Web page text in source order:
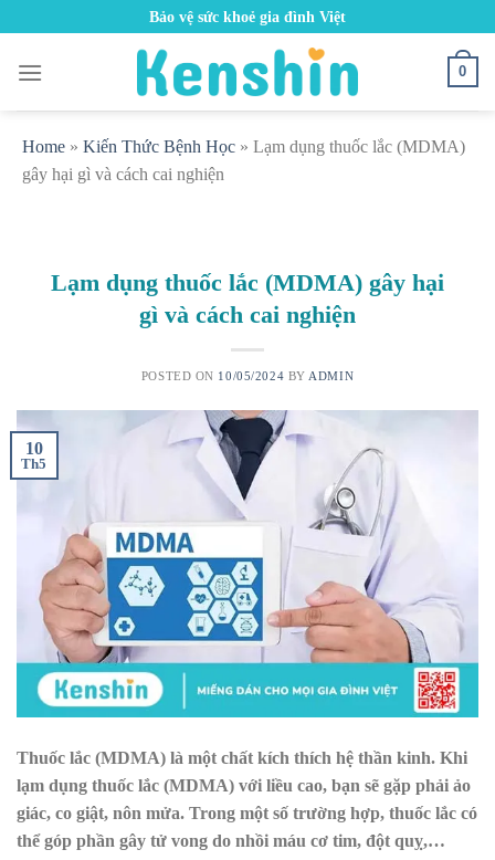
content
Bảo vệ sức khoẻ gia đình Việt
0
Home » Kiến Thức Bệnh Học » Lạm dụng thuốc lắc (MDMA)
gây hại gì và cách cai nghiện
Lạm dụng thuốc lắc (MDMA) gây hại
gì và cách cai nghiện
POSTED ON 10/05/2024 BY ADMIN
10
Th5
Thuốc lắc (MDMA) là một chất kích thích hệ thần kinh. Khi
lạm dụng thuốc lắc (MDMA) với liều cao, bạn sẽ gặp phải ảo
giác, co giật, nôn mửa. Trong một số trường hợp, thuốc lắc có
thể góp phần gây tử vong do nhồi máu cơ tim, đột quỵ,…